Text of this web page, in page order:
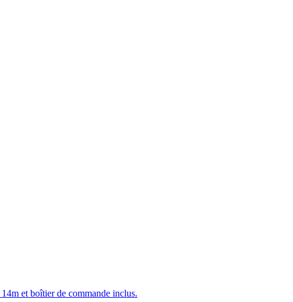
et boîtier de commande inclus.